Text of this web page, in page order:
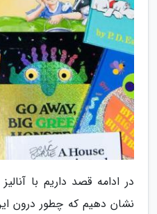
در ادامه قصد داریم با
نشان دهیم که چطور درون